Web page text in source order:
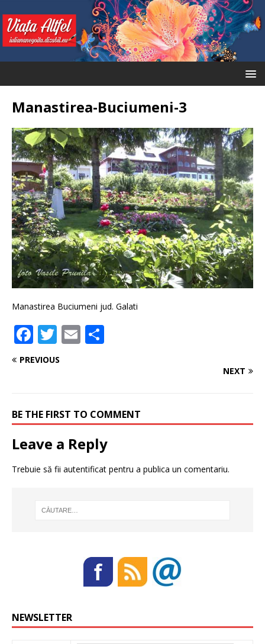
Manastirea-Buciumeni-3
Manastirea Buciumeni jud. Galati
F
a
b
o
o
k
T
w
r
E
a
z
ă
PREVIOUS
NEXT
BE THE FIRST TO COMMENT
Leave a Reply
Trebuie să fii autentificat pentru a publica un comentariu.
NEWSLETTER